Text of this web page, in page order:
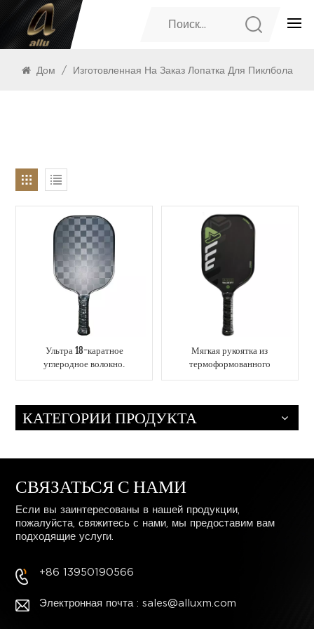
ПРОДУКТЫ
Дом / Изготовленная На Заказ Лопатка Для Пиклбола
Ультра 18-каратное
углеродное волокно.
Пиклбол.
Мягкая рукоятка из
термоформованного
рукоятка OEM-лопатка
КАТЕГОРИИ ПРОДУКТА
СВЯЗАТЬСЯ С НАМИ
Если вы заинтересованы в нашей продукции,
пожалуйста, свяжитесь с нами, мы предоставим вам
подходящие услуги.
+86 13950190566
Электронная почта : sales@alluxm.com